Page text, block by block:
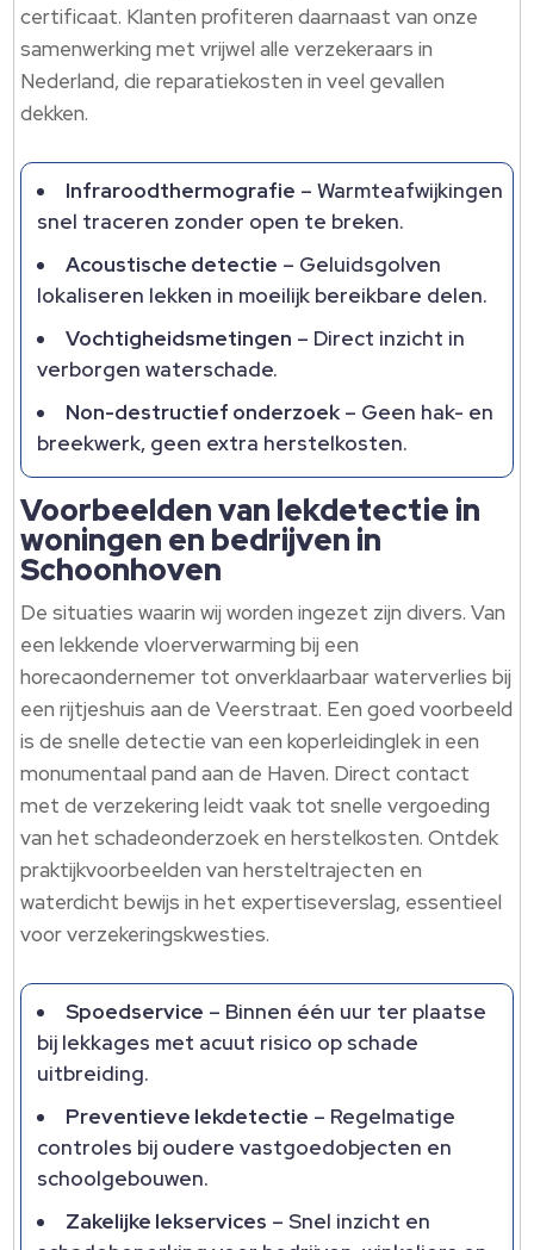
certificaat.​ Klanten profiteren daarnaast van onze
samenwerking met vrijwel alle verzekeraars in
Nederland, die reparatiekosten in veel gevallen
dekken.​
Infraroodthermografie – Warmteafwijkingen
snel traceren zonder open te breken.​
Acoustische detectie – Geluidsgolven
lokaliseren lekken in moeilijk bereikbare delen.​
Vochtigheidsmetingen – Direct inzicht in
verborgen waterschade.​
Non-destructief onderzoek– Geen hak- en
breekwerk, geen extra herstelkosten.​
Voorbeelden van lekdetectie in
woningen en bedrijven in
Schoonhoven
De situaties waarin wij worden ingezet zijn divers.​ Van
een lekkende vloerverwarming bij een
horecaondernemer tot onverklaarbaar waterverlies bij
een rijtjeshuis aan de Veerstraat.​ Een goed voorbeeld
is de snelle detectie van een koperleidinglek in een
monumentaal pand aan de Haven.​ Direct contact
met de verzekering leidt vaak tot snelle vergoeding
van het schadeonderzoek en herstelkosten.​ Ontdek
praktijkvoorbeelden van hersteltrajecten en
waterdicht bewijs in het expertiseverslag, essentieel
voor verzekeringskwesties.​
Spoedservice – Binnen één uur ter plaatse
bij lekkages met acuut risico op schade
uitbreiding.​
Preventieve lekdetectie – Regelmatige
controles bij oudere vastgoedobjecten en
schoolgebouwen.​
Zakelijke lekservices – Snel inzicht en